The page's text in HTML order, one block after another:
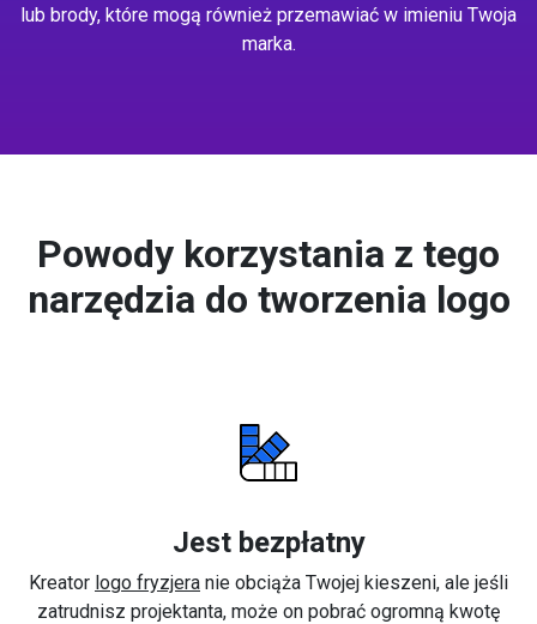
lub brody, które mogą również przemawiać w imieniu Twoja
marka.
Powody korzystania z tego
narzędzia do tworzenia logo
Jest bezpłatny
Kreator logo fryzjera nie obciąża Twojej kieszeni, ale jeśli
zatrudnisz projektanta, może on pobrać ogromną kwotę